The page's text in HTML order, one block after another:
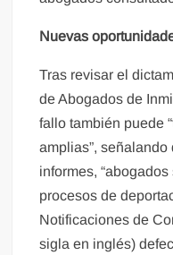
Nuevas
Tras revisar el
de Abogados de
fallo también puede
amplias”,
informes,
procesos de
Notificaciones de
sigla en inglés)